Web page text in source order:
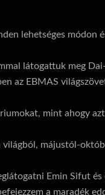
lehetséges módon
látogattuk meg
az EBMAS
mint ahogy
májustól-
Emin Sifut
a maradék